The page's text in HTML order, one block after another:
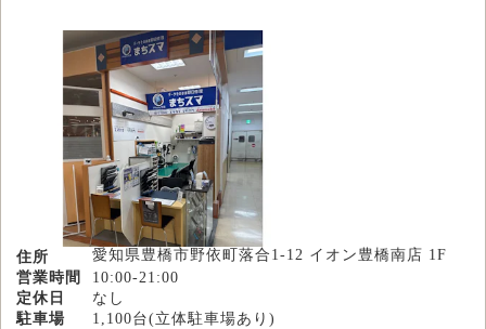
住所
愛知県豊橋市野依町落合1-12 イオン豊橋南店 1F
営業時間
10:00-21:00
定休日
なし
駐車場
1,100台(立体駐車場あり)